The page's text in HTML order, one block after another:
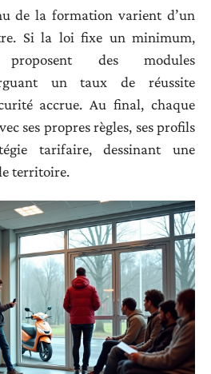
de la formation varient d’un
Si la loi fixe un minimum,
des modules
un taux de réussite
accrue. Au final, chaque
ses propres règles, ses profils
tarifaire, dessinant une
territoire.